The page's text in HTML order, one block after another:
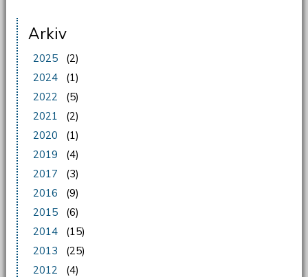
Arkiv
2025
(2)
2024
(1)
2022
(5)
2021
(2)
2020
(1)
2019
(4)
2017
(3)
2016
(9)
2015
(6)
2014
(15)
2013
(25)
2012
(4)